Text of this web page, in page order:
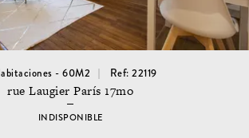
- 60M2 Ref: 22119
rue Laugier París 17mo
INDISPONIBLE